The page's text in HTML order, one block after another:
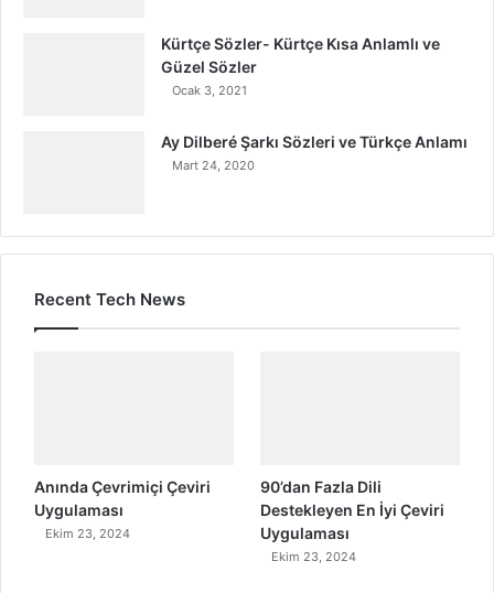
Kürtçe Sözler- Kürtçe Kısa Anlamlı ve
Güzel Sözler
Ocak 3, 2021
Ay Dilberé Şarkı Sözleri ve Türkçe Anlamı
Mart 24, 2020
Recent Tech News
Anında Çevrimiçi Çeviri
Uygulaması
Ekim 23, 2024
90’dan Fazla Dili
Destekleyen En İyi Çeviri
Uygulaması
Ekim 23, 2024